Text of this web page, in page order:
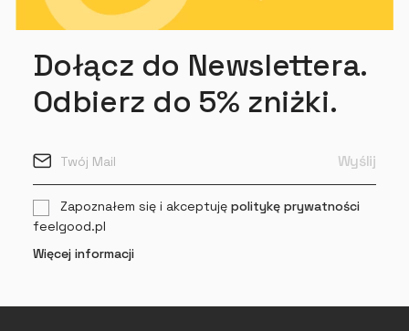
Dołącz do Newslettera.
Odbierz do 5% zniżki.
Zapoznałem się i akceptuję politykę prywatności
feelgood.pl
Więcej informacji